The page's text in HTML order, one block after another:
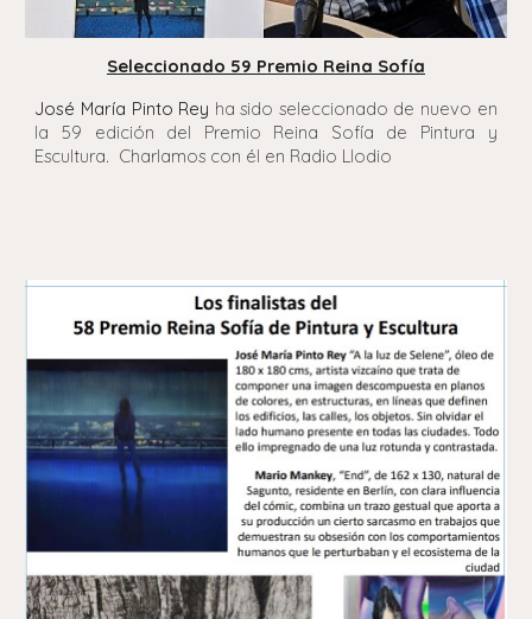
Seleccionado 59 Premio Reina Sofía
José María Pinto Rey ha sido seleccionado de nuevo en
la 59 edición del Premio Reina Sofía de Pintura y
Escultura. Charlamos con él en Radio Llodio